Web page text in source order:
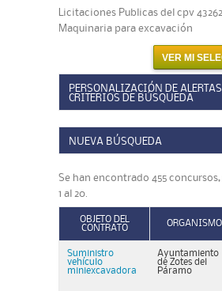
Licitaciones Publicas del cpv
Maquinaria para excavación
VER MI
PERSONALIZACIÓN DE
CRITERIOS DE BÚSQUEDA
NUEVA BÚSQUEDA
Se han encontrado 455
1 al 20.
OBJETO DEL
CONTRATO
ORGANISMO
Suministro
vehículo
miniexcavadora
Ayuntamiento
de Zotes del
Páramo